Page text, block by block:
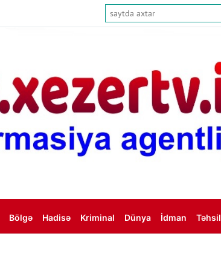
Bölgə Hadisə Kriminal Dünya İdman Təhsil